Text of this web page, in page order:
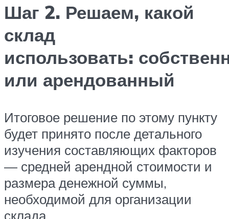
Шаг 2. Решаем, какой
склад
использовать:
или арендованный
Итоговое решение по этому пункту
будет принято после детального
изучения составляющих факторов
— средней арендной стоимости и
размера денежной суммы,
необходимой для организации
склада.